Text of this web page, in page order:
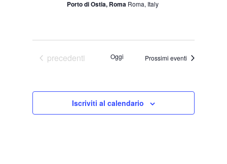
Porto di Ostia, Roma Roma, Italy
Eventi
precedenti Oggi Prossimi eventi
Iscriviti al calendario